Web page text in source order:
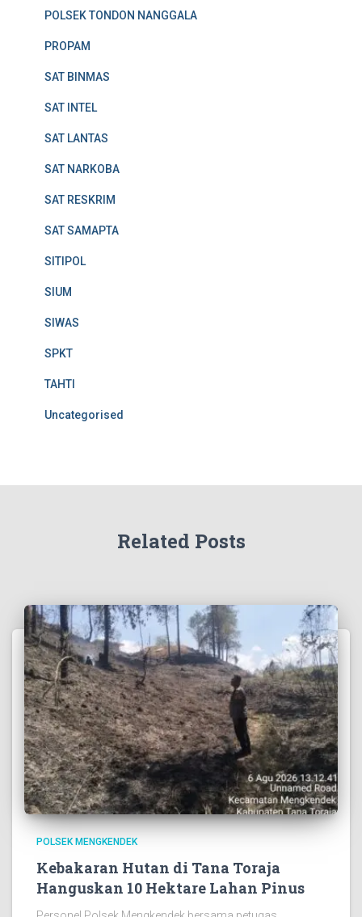
POLSEK TONDON NANGGALA
PROPAM
SAT BINMAS
SAT INTEL
SAT LANTAS
SAT NARKOBA
SAT RESKRIM
SAT SAMAPTA
SITIPOL
SIUM
SIWAS
SPKT
TAHTI
Uncategorised
Related Posts
POLSEK MENGKENDEK
Kebakaran Hutan di Tana Toraja
Hanguskan 10 Hektare Lahan Pinus